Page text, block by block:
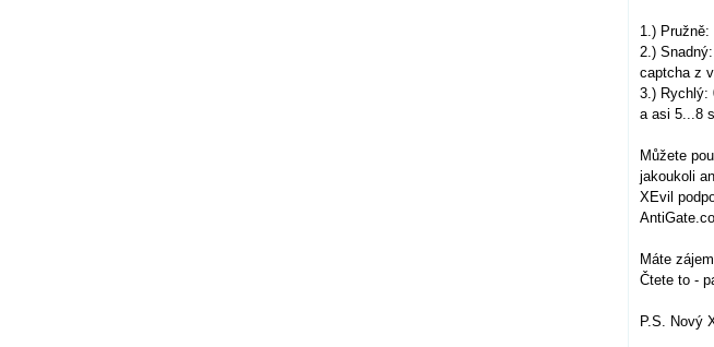
1.)
2.)
captcha z
3.) Rychlý:
a asi 5...8
Můžete
jakoukoli
XEvil
Máte
Čtete to -
P.S. Nový